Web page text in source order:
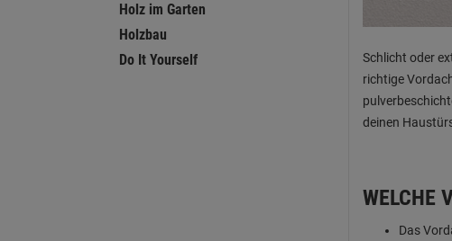
Holz im Garten
Holzbau
Do It Yourself
Schlicht oder
richtige
deinen
WELCHE
Das